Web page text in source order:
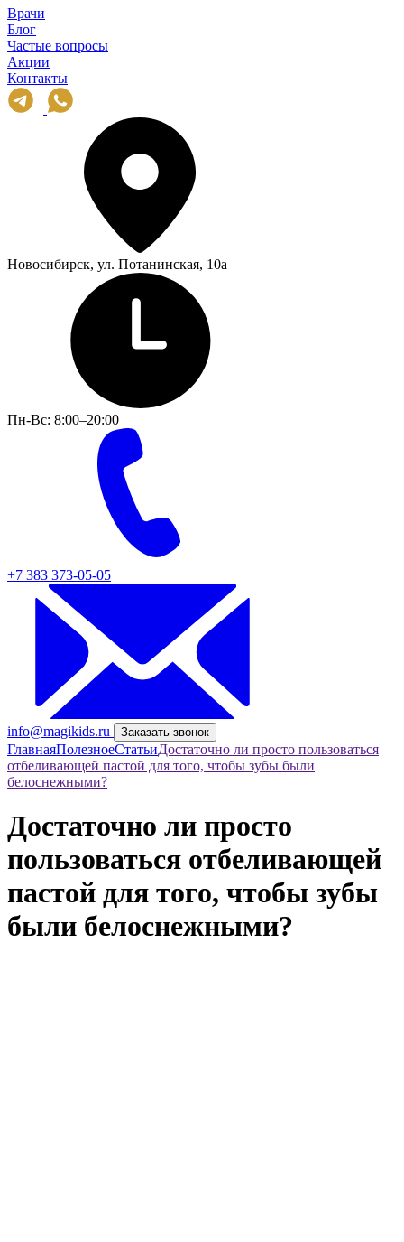
Врачи
Блог
Частые вопросы
Акции
Контакты
Новосибирск, ул. Потанинская, 10а
Пн-Вс: 8:00–20:00
+7 383 373-05-05
info@magikids.ru Заказать звонок
ГлавнаяПолезноеСтатьиДостаточно ли просто пользоваться
отбеливающей пастой для того, чтобы зубы были
белоснежными?
Достаточно ли просто
пользоваться отбеливающей
пастой для того, чтобы зубы
были белоснежными?